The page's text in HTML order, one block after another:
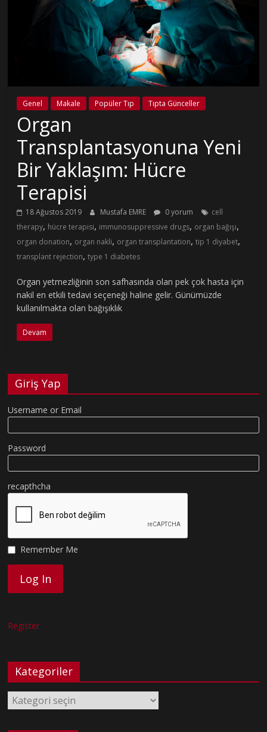
Genel Makale Popüler Tıp Tıpta Günceller
Organ
Transplantasyonuna Yeni
Bir Yaklaşım: Hücre
Terapisi
18 Ağustos 2019 Mustafa EMRE 0 yorum
cell
therapy, hücre terapisi, immunosuppressive drugs, organ bağışı,
organ donation, organ nakli, organ transplantation,tip 1 diyabet,
transplant rejection,type 1 diabetes
Organ yetmezliğinin son safhasında olan pek çok hasta için
nakil en etkili tedavi seçeneği haline gelir. Günümüzde
kullanılmakta olan bağışıklık
Devam
Giriş Yap
Username or Email
Password
recapthcha
Remember Me
Register
Kategoriler
Kategoriler